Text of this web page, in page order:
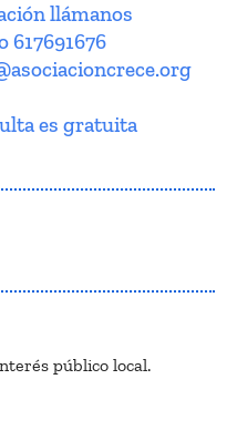
llámanos
617691676
es gratuita
público local.